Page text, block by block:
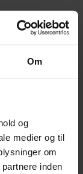
Om
og
medier og til
om
inden
0,00SEK 0